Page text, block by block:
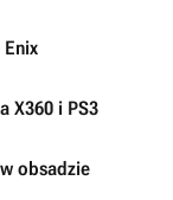
X360 i PS3
obsadzie